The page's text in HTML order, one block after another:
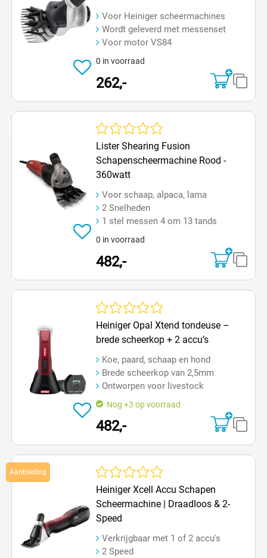
Voor Heiniger scheermachines
Wordt geleverd met messenset
Voor motor VS84
0 in voorraad
262,-
Op=Op
Gemiddelde waardering van 0 van 5 sterren
Lister Shearing Fusion
Schapenscheermachine Rood -
360watt
Voor schaap, alpaca, lama
2 Snelheden
1 stel messen 4 om 13 tands
0 in voorraad
482,-
Heiniger Opal Xtend tondeuse –
brede scheerkop + 2 accu’s
Koe, paard, schaap en hond
Brede scheerkop van 2,5mm
Ontworpen voor livestock
Nog +3 op voorraad
482,-
Aanbieding
Heiniger Xcell Accu Schapen
Scheermachine | Draadloos & 2-
Speed
Verkrijgbaar met 1 of 2 accu's
2 Speed